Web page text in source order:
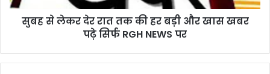
बड़ी
सुबह से लेकर देर रात तक की हर बड़ी और खास खबर
पढ़े सिर्फ RGH NEWS पर